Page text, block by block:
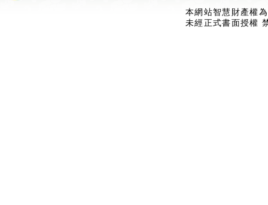
本網站智慧財產權
未經正式書面授權